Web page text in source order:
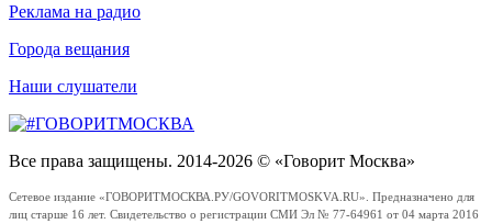
Реклама на радио
Города вещания
Наши слушатели
Все права защищены. 2014-2026 © «Говорит Москва»
Сетевое издание «ГОВОРИТМОСКВА.РУ/GOVORITMOSKVA.RU». Предназначено для
лиц старше 16 лет. Свидетельство о регистрации СМИ Эл № 77-64961 от 04 марта 2016